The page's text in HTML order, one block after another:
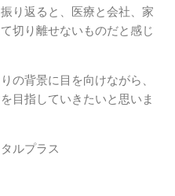
り返ると、医療と会社、家
切り離せないものだと感じ
の背景に目を向けながら、
目指していきたいと思いま
ルプラス